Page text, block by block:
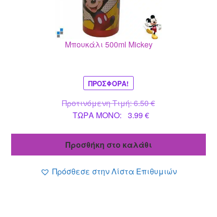
Μπουκάλι 500ml Mickey
ΠΡΟΣΦΟΡΆ!
Προτινόμενη Τιμή:6.50€Original
ΤΩΡΑ MONO: 3.99€Η
είναι:
Προσθήκη στο καλάθι
Πρόσθεσε στην Λίστα Επιθυμιών